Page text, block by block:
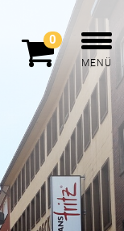
0
MENÜ